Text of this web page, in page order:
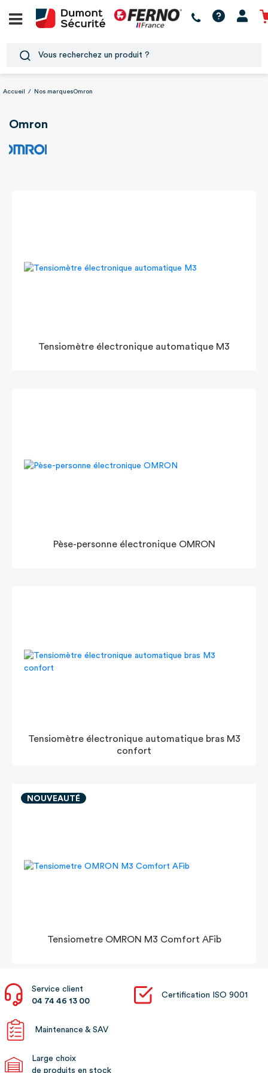
Accueil / Nos marquesOmron
Omron
Tensiomètre électronique automatique M3
Pèse-personne électronique OMRON
Tensiomètre électronique automatique bras M3
confort
NOUVEAUTÉ
Tensiometre OMRON M3 Comfort AFib
Service client
04 74 46 13 00
Certification ISO 9001
Maintenance & SAV
Large choix
de produits en stock